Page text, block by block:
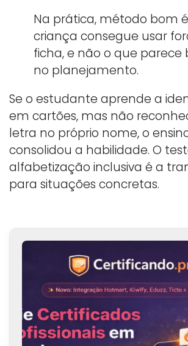
Na prática, método bom
criança consegue usar
ficha, e não o que parece
no planejamento.
Se o estudante aprende a
em cartões, mas não
letra no próprio nome, o
consolidou a habilidade. O
alfabetização inclusiva é a
para situações concretas.